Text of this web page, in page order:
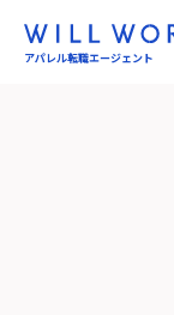
アパレル転職エージェント